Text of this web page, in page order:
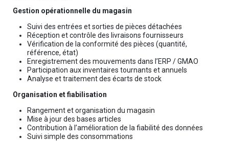
Gestion opérationnelle du magasin
Suivi des entrées et sorties de pièces détachées
Réception et contrôle des livraisons fournisseurs
Vérification de la conformité des pièces (quantité,
référence, état)
Enregistrement des mouvements dans l’ERP / GMAO
Participation aux inventaires tournants et annuels
Analyse et traitement des écarts de stock
Organisation et fiabilisation
Rangement et organisation du magasin
Mise à jour des bases articles
Contribution à l’amélioration de la fiabilité des données
Suivi simple des consommations